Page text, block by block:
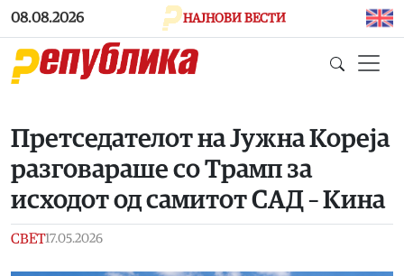
Skip to main content
08.08.2026 НАЈНОВИ ВЕСТИ
Претседателот на Јужна Кореја
разговараше со Трамп за
исходот од самитот САД – Кина
СВЕТ17.05.2026